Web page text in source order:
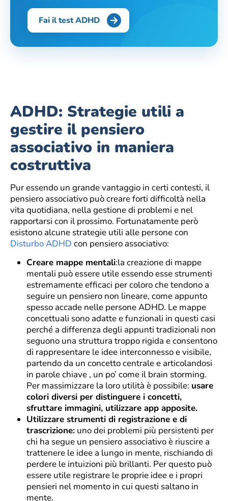
Fai il test ADHD
ADHD: Strategie utili a
gestire il pensiero
associativo in maniera
costruttiva
Pur essendo un grande vantaggio in certi contesti, il
pensiero associativo può creare forti difficoltà nella
vita quotidiana, nella gestione di problemi e nel
rapportarsi con il prossimo. Fortunatamente però
esistono alcune strategie utili alle persone con
Disturbo ADHD con pensiero associativo:
Creare mappe mentali:la creazione di mappe
mentali può essere utile essendo esse strumenti
estremamente efficaci per coloro che tendono a
seguire un pensiero non lineare, come appunto
spesso accade nelle persone ADHD. Le mappe
concettuali sono adatte e funzionali in questi casi
perché a differenza degli appunti tradizionali non
seguono una struttura troppo rigida e consentono
di rappresentare le idee interconnesso e visibile,
partendo da un concetto centrale e articolandosi
in parole chiave , un po’ come il brain storming.
Per massimizzare la loro utilità è possibile: usare
colori diversi per distinguere i concetti,
sfruttare immagini, utilizzare app apposite.
Utilizzare strumenti di registrazione e di
trascrizione: uno dei problemi più persistenti per
chi ha segue un pensiero associativo è riuscire a
trattenere le idee a lungo in mente, rischiando di
perdere le intuizioni più brillanti. Per questo può
essere utile registrare le proprie idee e i propri
pensieri nel momento in cui questi saltano in
mente.